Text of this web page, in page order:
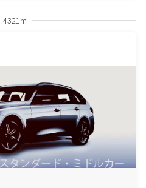
4321m